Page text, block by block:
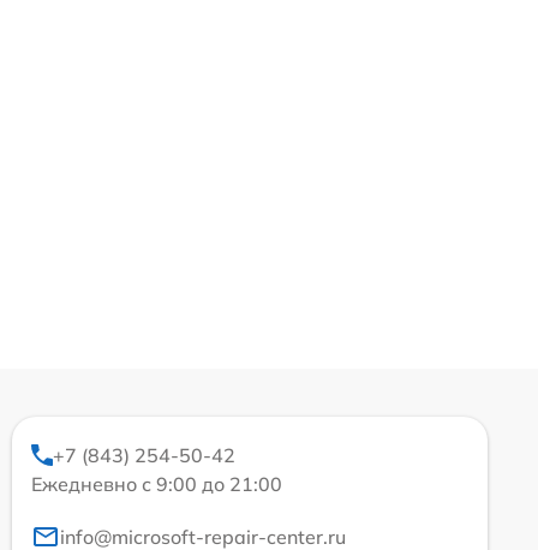
+7 (843) 254-50-42
Ежедневно с 9:00 до 21:00
info@microsoft-repair-center.ru